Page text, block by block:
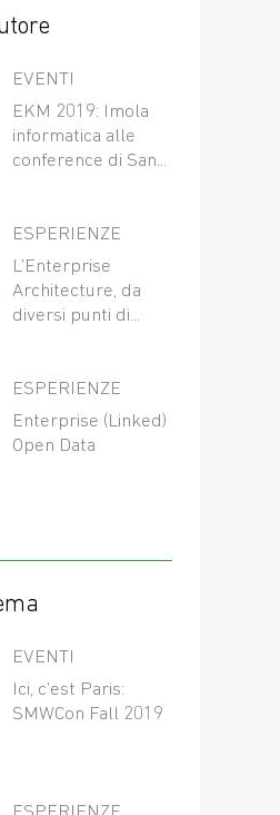
EVENTI
EKM 2019: Imola
informatica alle
conference di San...
ESPERIENZE
L’Enterprise
Architecture, da
diversi punti di...
ESPERIENZE
Enterprise (Linked)
Open Data
EVENTI
Ici, c’est Paris:
SMWCon Fall 2019